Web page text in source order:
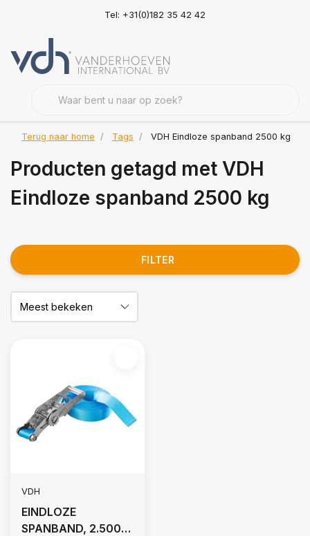
Tel: +31(0)182 35 42 42
Terug naar home Tags VDH Eindloze spanband 2500 kg
Producten getagd met VDH
Eindloze spanband 2500 kg
FILTER
VDH
EINDLOZE
SPANBAND, 2.500